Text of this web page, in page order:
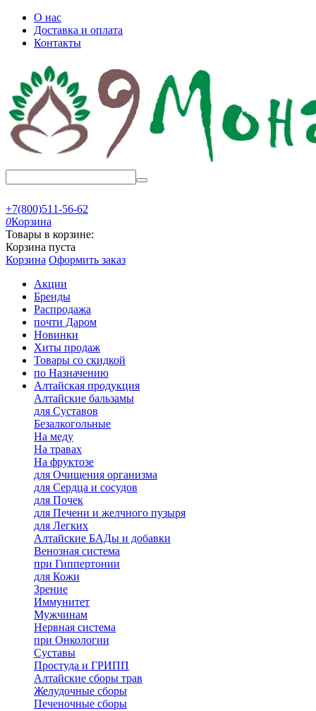
О нас
Доставка и оплата
Контакты
+7(800)511-56-62
0Корзина
Товары в корзине:
Корзина пуста
Корзина Оформить заказ
Акции
Бренды
Распродажа
почти Даром
Новинки
Хиты продаж
Товары со скидкой
по Назначению
Алтайская продукция
Алтайские бальзамы
для Суставов
Безалкогольные
На меду
На травах
На фруктозе
для Очищения организма
для Сердца и сосудов
для Почек
для Печени и желчного пузыря
для Легких
Алтайские БАДы и добавки
Венозная система
при Гиппертонии
для Кожи
Зрение
Иммунитет
Мужчинам
Нервная система
при Онкологии
Суставы
Простуда и ГРИПП
Алтайские сборы трав
Желудочные сборы
Печеночные сборы